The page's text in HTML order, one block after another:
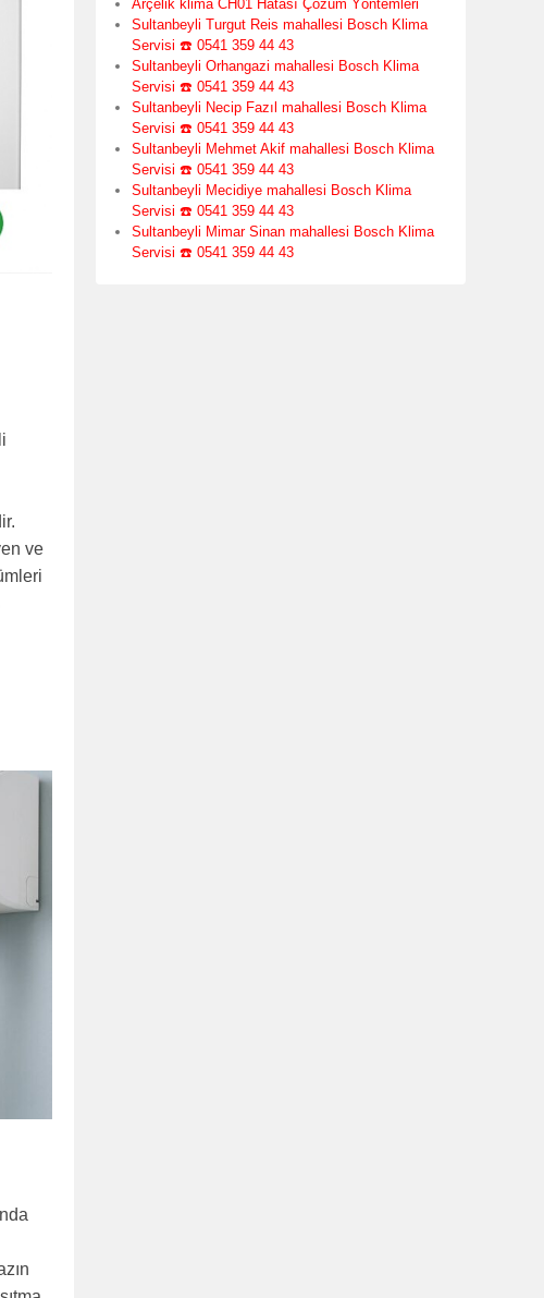
ve
Arçelik klima CH01 Hatası Çözüm Yöntemleri
Sultanbeyli Turgut Reis mahallesi Bosch Klima
Servisi ☎️ 0541 359 44 43
Sultanbeyli Orhangazi mahallesi Bosch Klima
Servisi ☎️ 0541 359 44 43
Sultanbeyli Necip Fazıl mahallesi Bosch Klima
Servisi ☎️ 0541 359 44 43
Sultanbeyli Mehmet Akif mahallesi Bosch Klima
Servisi ☎️ 0541 359 44 43
Sultanbeyli Mecidiye mahallesi Bosch Klima
Servisi ☎️ 0541 359 44 43
Sultanbeyli Mimar Sinan mahallesi Bosch Klima
Servisi ☎️ 0541 359 44 43